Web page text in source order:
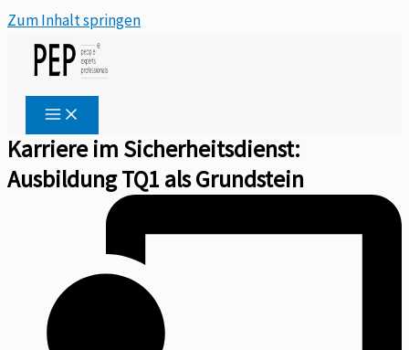
Zum Inhalt springen
Karriere im Sicherheitsdienst:
Ausbildung TQ1 als Grundstein